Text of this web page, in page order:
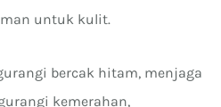
untuk kulit.
bercak hitam, menjaga
kemerahan,